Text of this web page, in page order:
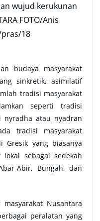
wujud kerukunan
FOTO/Anis
18
budaya masyarakat
sinkretik, asimilatif
tradisi masyarakat
seperti tradisi
nyradha atau nyadran
tradisi masyarakat
Gresik yang biasanya
sebagai sedekah
Abir, Bungah, dan
Nusantara
peralatan yang